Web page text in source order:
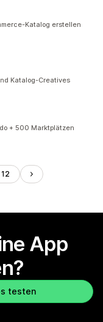
Katalog erstellen
Katalog-Creatives
+ 500 Marktplätzen
12
App
testen